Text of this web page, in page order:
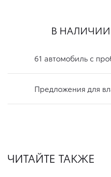
В
61 автомобиль с
Предложения для
ЧИТАЙТЕ ТАКЖЕ